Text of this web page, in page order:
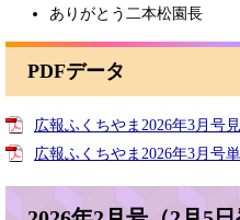
ありがとう二本松園長
PDFデータ
広報ふくちやま2026年3月号
広報ふくちやま2026年3月号